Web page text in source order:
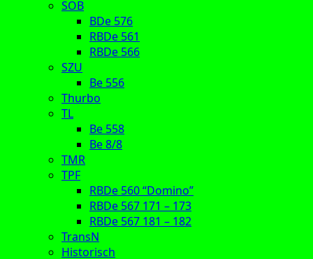
SOB
BDe 576
RBDe 561
RBDe 566
SZU
Be 556
Thurbo
TL
Be 558
Be 8/8
TMR
TPF
RBDe 560 “Domino”
RBDe 567 171 – 173
RBDe 567 181 – 182
TransN
Historisch